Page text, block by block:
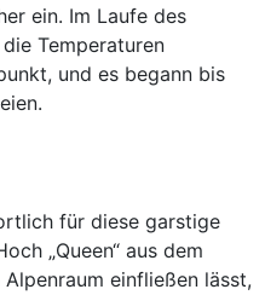
ein. Im Laufe des
Temperaturen
und es begann bis
für diese garstige
„Queen“ aus dem
einfließen lässt,